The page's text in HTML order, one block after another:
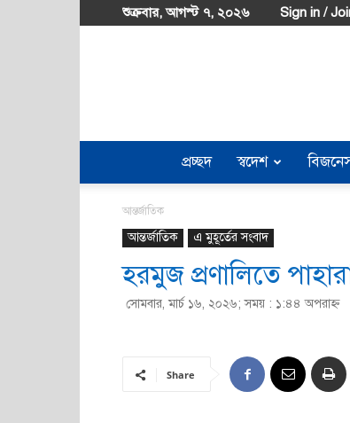
শুক্রবার, আগস্ট ৭, ২০২৬ Sign in /
প্রচ্ছদ স্বদেশ
আন্তর্জাতিক
আন্তর্জাতিক এ মুহূর্তের সংবাদ
হরমুজ প্রণালিতে
সোমবার, মার্চ ১৬, ২০২৬; সময় : ১:৪৪ অপরাহ্ণ
Share